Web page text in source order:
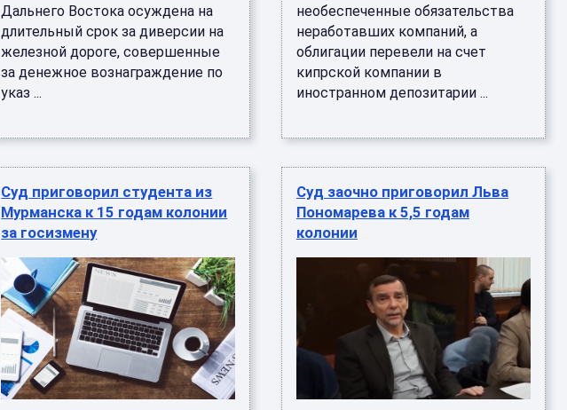
Дальнего Востока осуждена на
длительный срок за диверсии на
железной дороге, совершенные
за денежное вознаграждение по
указ ...
необеспеченные обязательства
неработавших компаний, а
облигации перевели на счет
кипрской компании в
иностранном депозитарии ...
Суд приговорил студента из
Мурманска к 15 годам колонии
за госизмену
Суд заочно приговорил Льва
Пономарева к 5,5 годам
колонии